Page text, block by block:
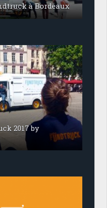
à Bordeaux
2017 by